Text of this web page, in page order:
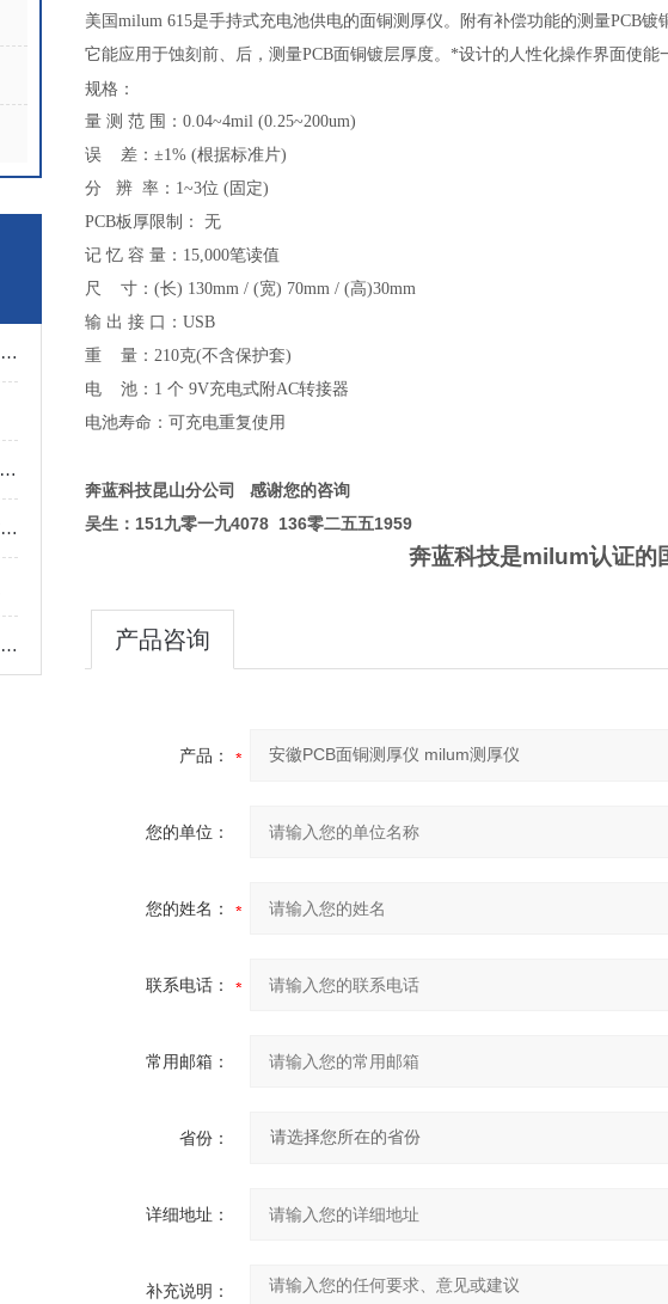
一文读懂测厚仪：原理、用途与使用方法
在线 PH 电极结垢数据失真？清洗保养实操技巧
离子污染测试仪：保障电子产品质量的关键工具
化学铜自动加药系统是电路板制造的智能补给站
美国milum 615是手持式充电池供电的面铜测厚仪。附有补偿功能的测量PCB
它能应用于蚀刻前、后，测量PCB面铜镀层厚度。*设计的人性化操作界面使能
规格：
量 测 范 围：0.04~4mil (0.25~200um)
误 差：±1% (根据标准片)
分 辨 率：1~3位 (固定)
PCB板厚限制： 无
记 忆 容 量：15,000笔读值
尺 寸：(长) 130mm / (宽) 70mm / (高)30mm
输 出 接 口：USB
重 量：210克(不含保护套)
电 池：1 个 9V充电式附AC转接器
电池寿命：可充电重复使用
奔蓝科技昆山分公司 感谢您的咨询
吴生：151九零一九4078 136零二五五1959
奔蓝科技是milum认证的
产品咨询
产品：
您的单位：
您的姓名：
联系电话：
常用邮箱：
省份：
详细地址：
补充说明：